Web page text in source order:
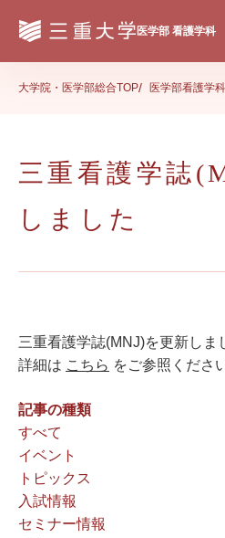
大学院・医学部総合TOP 医学部看護学科
三重看護学誌
しました
三重看護学誌(MNJ)を更新しま
詳細は こちら をご参照くださ
記事の種類
すべて
イベント
トピックス
入試情報
セミナー情報